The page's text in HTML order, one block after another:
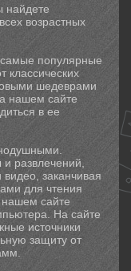
найдете
возрастных
самые популярные
классических
шедеврами
нашем сайте
в ее
развлечений,
заканчивая
для чтения
нашем сайте
На сайте
источники
защиту от